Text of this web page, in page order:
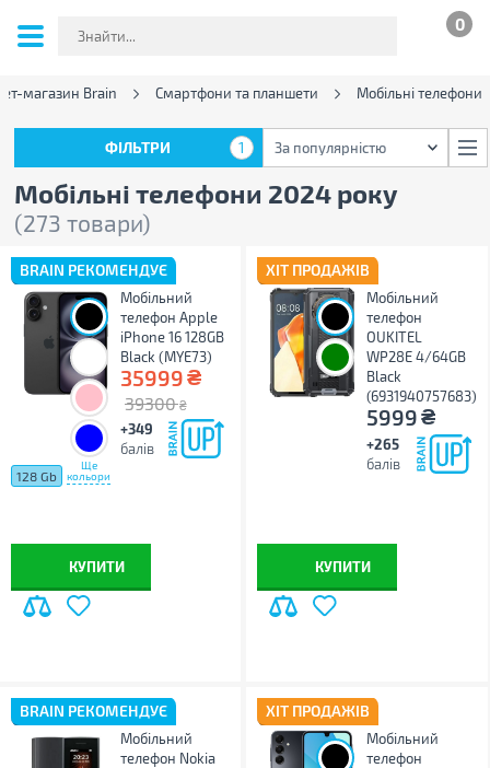
0
магазин Brain Смартфони та планшети Мобільні телефони
Мобільні телефони 2024 року
(273 товари)
ФІЛЬТРИ 1 За популярністю
BRAIN РЕКОМЕНДУЄ
Ще
кольори
Мобільний
телефон Apple
iPhone 16 128GB
Black (MYE73)
35999₴
39300 ₴
+349
балів
128 Gb
КУПИТИ
ХІТ ПРОДАЖІВ
Мобільний
телефон
OUKITEL
WP28E 4/64GB
Black
(6931940757683)
5999₴
+265
балів
КУПИТИ
BRAIN РЕКОМЕНДУЄ
Мобільний
телефон Nokia
ХІТ ПРОДАЖІВ
Мобільний
телефон
ФІЛЬТРИ 1 За популярністю